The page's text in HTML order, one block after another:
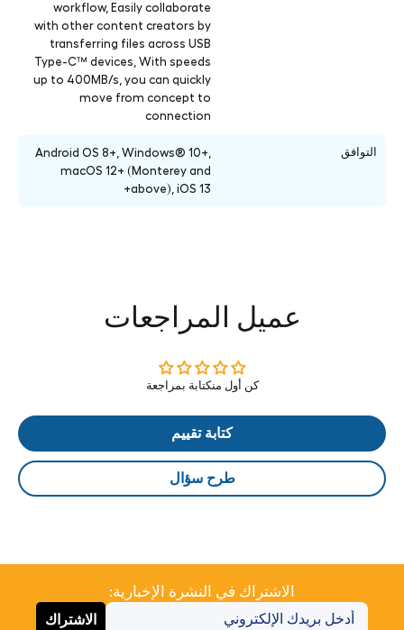
workflow, Easily collaborate
with other content creators by
transferring files across USB
Type-C™ devices, With speeds
up to 400MB/s, you can quickly
move from concept to
connection
التوافق
Android OS 8+, Windows® 10+,
macOS 12+ (Monterey and
above), iOS 13+
عميل المراجعات
كن أول منكتابة بمراجعة
كتابة تقييم
طرح سؤال
الاشتراك في النشرة الإخبارية:
الاشتراك